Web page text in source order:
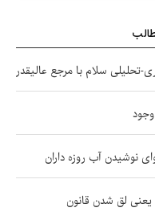
سلام با مرجع عالیقدر
نوشیدن آب روزه داران
یعنی لق شدن قانون